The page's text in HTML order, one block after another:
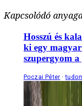
Kapcsolódó
Hosszú és
ki egy
szupergyom
Poczai Péter